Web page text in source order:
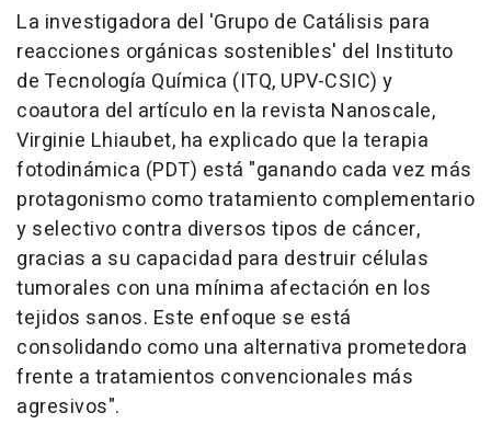
La investigadora del 'Grupo de Catálisis para
reacciones orgánicas sostenibles' del Instituto
de Tecnología Química (ITQ, UPV-CSIC) y
coautora del artículo en la revista Nanoscale,
Virginie Lhiaubet, ha explicado que la terapia
fotodinámica (PDT) está "ganando cada vez más
protagonismo como tratamiento complementario
y selectivo contra diversos tipos de cáncer,
gracias a su capacidad para destruir células
tumorales con una mínima afectación en los
tejidos sanos. Este enfoque se está
consolidando como una alternativa prometedora
frente a tratamientos convencionales más
agresivos".